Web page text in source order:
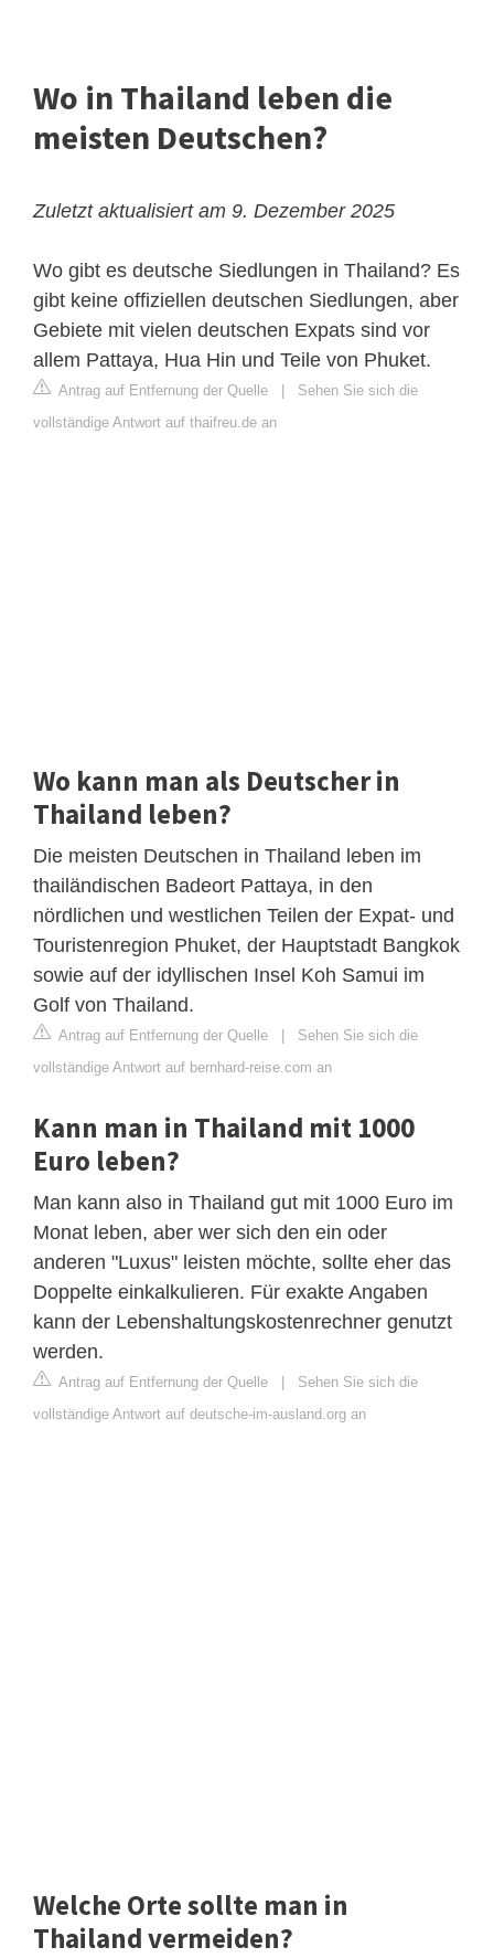
Wo in Thailand leben die
meisten Deutschen?
Zuletzt aktualisiert am 9. Dezember 2025
Wo gibt es deutsche Siedlungen in Thailand? Es
gibt keine offiziellen deutschen Siedlungen, aber
Gebiete mit vielen deutschen Expats sind vor
allem Pattaya, Hua Hin und Teile von Phuket.
Antrag auf Entfernung der Quelle
Sehen Sie sich die
vollständige Antwort auf thaifreu.de an
Wo kann man als Deutscher in
Thailand leben?
Die meisten Deutschen in Thailand leben im
thailändischen Badeort Pattaya, in den
nördlichen und westlichen Teilen der Expat- und
Touristenregion Phuket, der Hauptstadt Bangkok
sowie auf der idyllischen Insel Koh Samui im
Golf von Thailand.
Antrag auf Entfernung der Quelle
Sehen Sie sich die
vollständige Antwort auf bernhard-reise.com an
Kann man in Thailand mit 1000
Euro leben?
Man kann also in Thailand gut mit 1000 Euro im
Monat leben, aber wer sich den ein oder
anderen "Luxus" leisten möchte, sollte eher das
Doppelte einkalkulieren. Für exakte Angaben
kann der Lebenshaltungskostenrechner genutzt
werden.
Antrag auf Entfernung der Quelle
Sehen Sie sich die
vollständige Antwort auf deutsche-im-ausland.org an
Welche Orte sollte man in
Thailand vermeiden?